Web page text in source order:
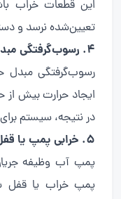
این قطعات خراب
تعیین‌شده نرسد و
۴. رسوب‌گرفتگی مبدل حرارتی:
رسوب‌گرفتگی مبدل
ایجاد حرارت بیش
در نتیجه، سیستم
۵. خرابی پمپ یا قفل شدن آن
پمپ آب وظیفه
پمپ خراب یا قفل